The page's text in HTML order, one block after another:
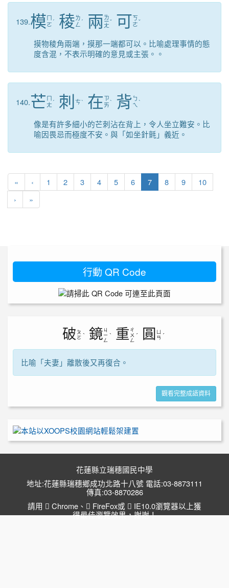
139.模 ㄇ
ㄛ ˊ 稜ㄌ
ㄥ ˊ 兩 ㄌ
ㄧ
ㄤ
ˇ 可ㄎ
ㄜˇ
摸物稜角兩端，摸那一端都可以。比喻處理事情的態
度含混，不表示明確的意見或主張。。
140.芒 ㄇ
ㄤ ˊ 刺 ㄘˋ 在 ㄗ
ㄞˋ 背 ㄅ
ㄟ ˋ
像是有許多細小的芒刺沾在背上，令人坐立難安。比
喻因畏忌而極度不安。與「如坐針氈」義近。
« 第一頁
‹ 上一頁
1 2 3 4 5 6 7(目前頁次)
8 9
10
› 下一頁
»
行動 QR Code
破 ㄆ
ㄛ ˋ 鏡 ㄐ
ㄧ
ㄥ
ˋ 重 ㄔ
ㄨ
ㄥ
ˊ 圓 ㄩ
ㄢ ˊ
比喻「夫妻」離散後又再復合。
觀看完整成語資料
花蓮縣立瑞穗國民中學
地址:花蓮縣瑞穗鄉成功北路十八號 電話:03-8873111
傳真:03-8870286
請用
Chrome 、 FireFox或
IE10.0瀏覽器以上獲
得最佳瀏覽效果，謝謝！